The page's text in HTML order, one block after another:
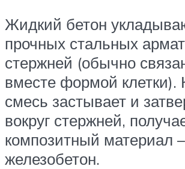
Жидкий бетон
прочных стальных
стержней (обычно
вместе формой клетки).
смесь застывает и
вокруг стержней,
композитный материал –
железобетон.